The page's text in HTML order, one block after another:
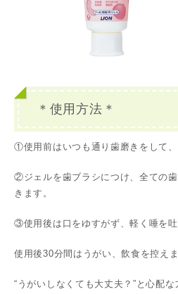
＊ 使用方法＊
①使用前はいつも通り歯磨きをして、
②ジェルを歯ブラシにつけ、全ての
きます。
③使用後は口をゆすがず、軽く唾を吐
使用後30分間はうがい、飲食を控えま
“うがいしなくても大丈夫？”と心配